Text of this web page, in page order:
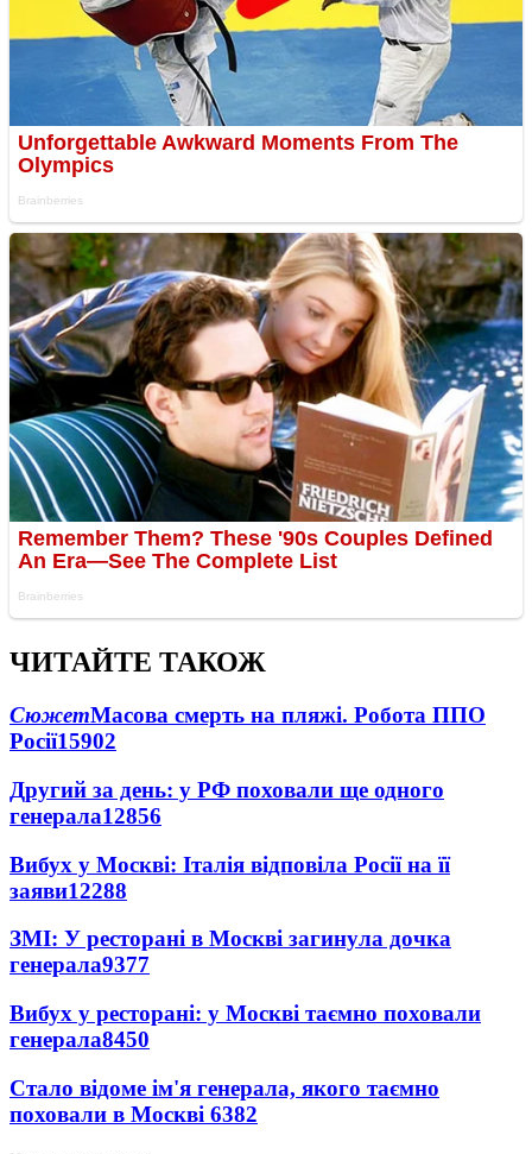
ЧИТАЙТЕ ТАКОЖ
СюжетМасова смерть на пляжі. Робота ППО
Росії15902
Другий за день: у РФ поховали ще одного
генерала12856
Вибух у Москві: Італія відповіла Росії на її
заяви12288
ЗМІ: У ресторані в Москві загинула дочка
генерала9377
Вибух у ресторані: у Москві таємно поховали
генерала8450
Стало відоме ім'я генерала, якого таємно
поховали в Москві 6382